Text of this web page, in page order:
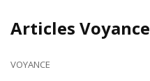
Articles Voyance
VOYANCE